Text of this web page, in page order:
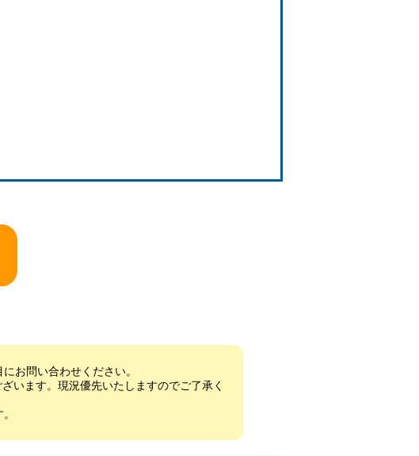
お問い合わせください。
います。現況優先いたしますのでご了承く